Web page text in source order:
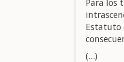
Para los
Estatuto
(…)